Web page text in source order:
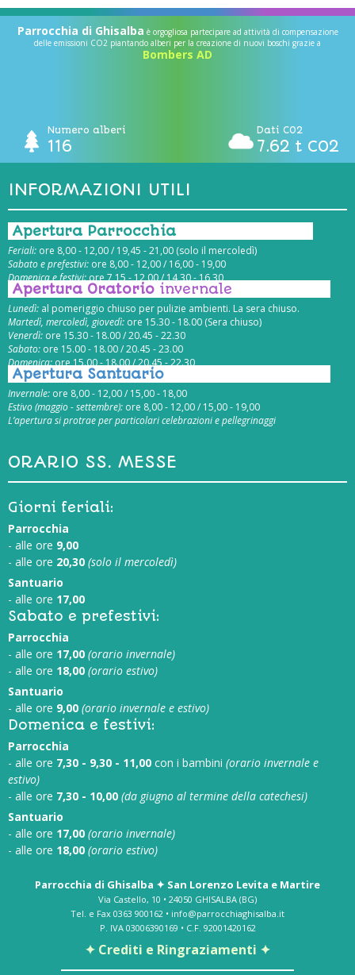
Parrocchia di Ghisalba è orgogliosa partecipare ad attività di compensazione
delle emissioni CO2 piantando alberi per la creazione di nuovi boschi grazie a
Bombers AD
Numero alberi
116
Dati CO2
7.62 t CO2
INFORMAZIONI UTILI
Apertura Parrocchia
Feriali: ore 8,00 - 12,00 / 19,45 - 21,00 (solo il mercoledì)
Sabato e prefestivi: ore 8,00 - 12,00 / 16,00 - 19,00
Domenica e festivi:ore 7,15 - 12,00 / 14,30 - 16,30
Apertura Oratorio invernale
Lunedì: al pomeriggio chiuso per pulizie ambienti. La sera chiuso.
Martedì, mercoledì, giovedì: ore 15.30 - 18.00 (Sera chiuso)
Venerdì: ore 15.30 - 18.00 / 20.45 - 22.30
Sabato: ore 15.00 - 18.00 / 20.45 - 23.00
Domenica:ore 15.00 - 18.00 / 20.45 - 22.30
Apertura Santuario
Invernale: ore 8,00 - 12,00 / 15,00 - 18,00
Estivo (maggio - settembre): ore 8,00 - 12,00 / 15,00 - 19,00
L’apertura si protrae per particolari celebrazioni e pellegrinaggi
ORARIO SS. MESSE
Giorni feriali:
Parrocchia
- alle ore 9,00
- alle ore 20,30 (solo il mercoledì)
Santuario
- alle ore 17,00
Sabato e prefestivi:
Parrocchia
- alle ore 17,00 (orario invernale)
- alle ore 18,00 (orario estivo)
Santuario
- alle ore 9,00 (orario invernale e estivo)
Domenica e festivi:
Parrocchia
- alle ore 7,30 - 9,30 - 11,00 con i bambini (orario invernale e
estivo)
- alle ore 7,30 - 10,00 (da giugno al termine della catechesi)
Santuario
- alle ore 17,00 (orario invernale)
- alle ore 18,00 (orario estivo)
Parrocchia di Ghisalba ✦ San Lorenzo Levita e Martire
Via Castello, 10 • 24050 GHISALBA (BG)
Tel. e Fax 0363 900162 • info@parrocchiaghisalba.it
P. IVA 03006390169 • C.F. 92001420162
✦ Crediti e Ringraziamenti ✦